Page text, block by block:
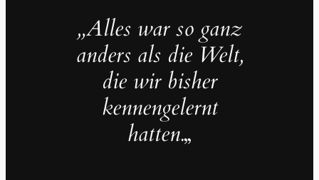
„Alles war so ganz
anders als die Welt,
die wir bisher
kennengelernt
hatten.„